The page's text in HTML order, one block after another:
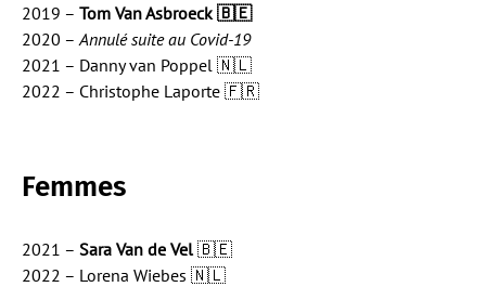
2019 – Tom Van Asbroeck 🇧🇪
2020 –Annulé suite au Covid-19
2021 – Danny van Poppel 🇳🇱
2022 – Christophe Laporte 🇫🇷
Femmes
2021 – Sara Van de Vel🇧🇪
2022 – Lorena Wiebes 🇳🇱